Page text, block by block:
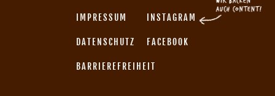
IMPRESSUM
DATENSCHUTZ
BARRIEREFREIHEIT
INSTAGRAM
FACEBOOK